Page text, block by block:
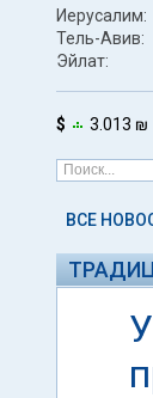
Иерусалим:
Тель-Авив:
Эйлат:
$ 3.013 ₪
ВСЕ